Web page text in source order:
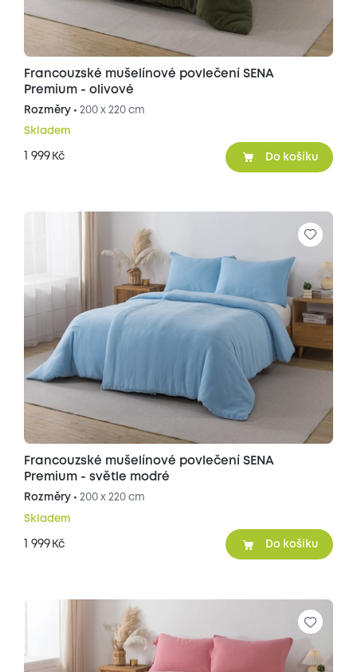
Francouzské mušelínové povlečení SENA
Premium - olivové
Rozměry • 200 x 220 cm
Skladem
1 999 Kč Do košíku
Francouzské mušelínové povlečení SENA
Premium - světle modré
Rozměry • 200 x 220 cm
Skladem
1 999 Kč Do košíku